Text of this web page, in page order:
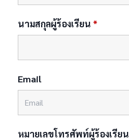
นามสกุลผู้ร้องเรียน *
Email
หมายเลขโทรศัพท์ผู้ร้องเรียน